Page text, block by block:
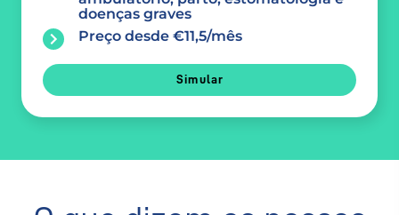
doenças graves
Preço desde €11,5/mês
Simular